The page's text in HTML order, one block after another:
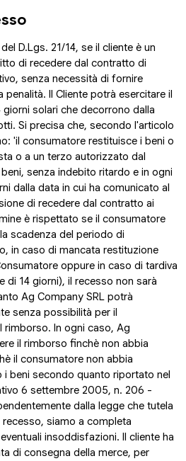
D.Lgs. 21/14, se il cliente è un
di recedere dal contratto di
senza necessità di fornire
penalità. Il Cliente potrà esercitare il
solari che decorrono dalla
Si precisa che, secondo l'articolo
'il consumatore restituisce i beni o
o a un terzo autorizzato dal
senza indebito ritardo e in ogni
dalla data in cui ha comunicato al
di recedere dal contratto ai
è rispettato se il consumatore
scadenza del periodo di
in caso di mancata restituzione
oppure in caso di tardiva
di 14 giorni), il recesso non sarà
Ag Company SRL potrà
senza possibilità per il
rimborso. In ogni caso, Ag
il rimborso finchè non abbia
il consumatore non abbia
beni secondo quanto riportato nel
6 settembre 2005, n. 206 -
dalla legge che tutela
siamo a completa
insoddisfazioni. Il cliente ha
di consegna della merce, per